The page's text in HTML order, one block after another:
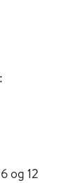
og 12